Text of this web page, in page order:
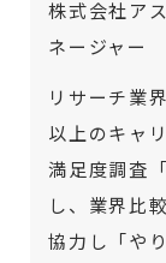
株式会社ア
ネージャー
リサーチ業
以上のキャ
満足度調査
し、業界比
協力し「や